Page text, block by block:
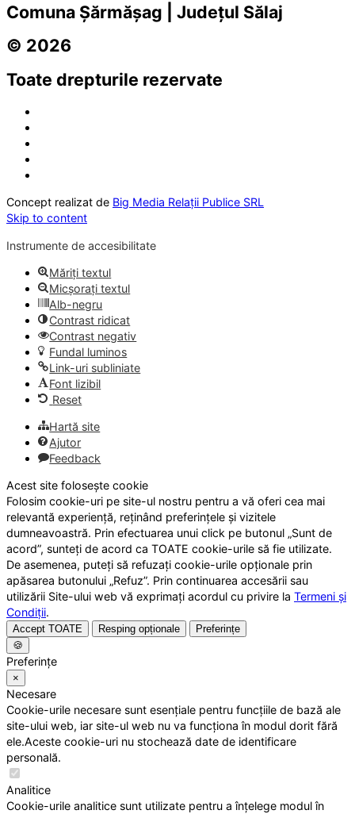
Comuna Șărmășag | Județul Sălaj
© 2026
Toate drepturile rezervate
Concept realizat de Big Media Relații Publice SRL
Skip to content
Instrumente de accesibilitate
Măriți textul
Micșorați textul
Alb-negru
Contrast ridicat
Contrast negativ
Fundal luminos
Link-uri subliniate
Font lizibil
Reset
Hartă site
Ajutor
Feedback
Acest site folosește cookie
Folosim cookie-uri pe site-ul nostru pentru a vă oferi cea mai
relevantă experiență, reținând preferințele și vizitele
dumneavoastră. Prin efectuarea unui click pe butonul „Sunt de
acord”, sunteți de acord ca TOATE cookie-urile să fie utilizate.
De asemenea, puteți să refuzați cookie-urile opționale prin
apăsarea butonului „Refuz”. Prin continuarea accesării sau
utilizării Site-ului web vă exprimați acordul cu privire la Termeni și
Condiții.
Accept TOATE Resping opționale
Preferințe
🍪
Preferințe
×
Necesare
Cookie-urile necesare sunt esențiale pentru funcțiile de bază ale
site-ului web, iar site-ul web nu va funcționa în modul dorit fără
ele.Aceste cookie-uri nu stochează date de identificare
personală.
Analitice
Cookie-urile analitice sunt utilizate pentru a înțelege modul în